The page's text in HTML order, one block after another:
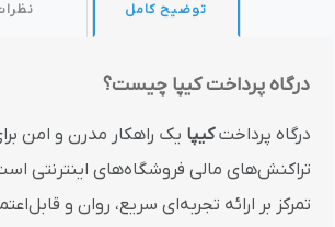
توضیح کامل
درگاه پرداخت کیپا چیست؟
درگاه پرداختکیپا یک راهکار مدرن و امن
تراکنش‌های مالی فروشگاه‌های اینترنتی
تمرکز بر ارائه تجربه‌ای سریع، روان و